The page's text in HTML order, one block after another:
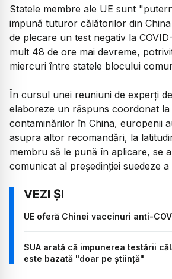
Statele membre ale UE sunt
impună tuturor călătorilor din
de plecare un test negativ la
mult 48 de ore mai devreme,
miercuri între statele blocului
În cursul unei reuniuni de experţi
elaboreze un răspuns coordonat la
contaminărilor în China, europenii
asupra altor recomandări, la
membru să le pună în aplicare, se
comunicat al preşedinţiei suedeze a
UE oferă Chinei vaccinuri anti-
SUA arată că impunerea testării
este bazată "doar pe știință"